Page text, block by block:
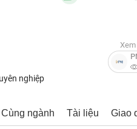
nghiệp
Cùng ngành Tài liệu Giao